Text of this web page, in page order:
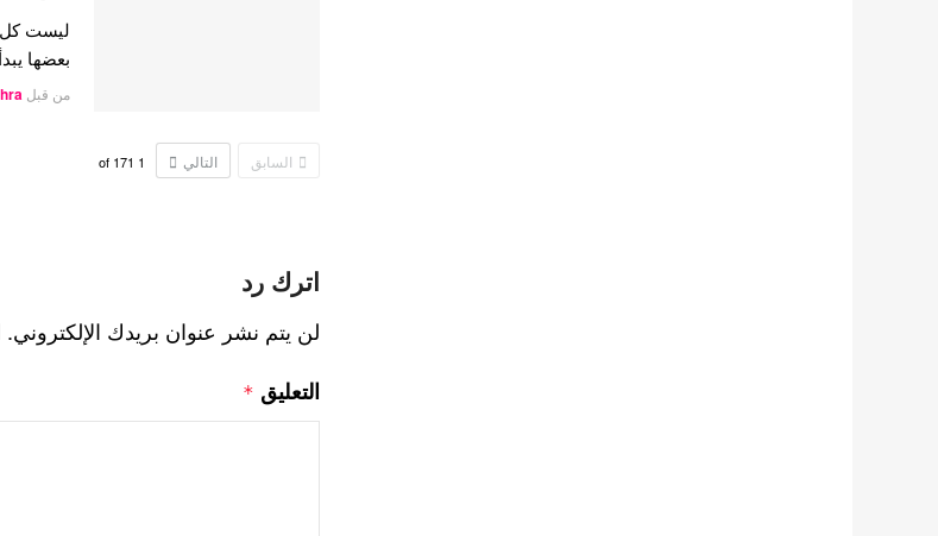
ليست كل
بعضها
من قبل
السابق التالي 1
171
اترك رد
لن يتم نشر عنوان بريدك الإلكتروني.
التعليق *